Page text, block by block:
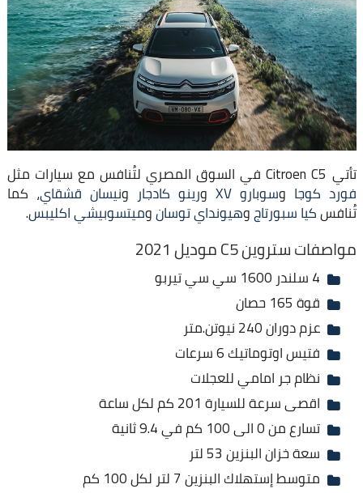
تأتي Citroen C5 في السوق المصري لتُنافس مع سيارات مثل
فورد كوجا وسوبارو XV ورينو كادجار ونيسان قشقاي، كما
تُنافسكيا سبورتاجوهيونداي توسانوميتسوبيشي اكليبس.
مواصفات ستروين C5 موديل 2021
4 سلندر 1600 سي سي تيربو
قوة 165 حصان
عزم دوران 240 نيوتن.متر
فتيس اوتوماتيك 6 سرعات
نظام جر امامي للعجلات
اقصى سرعة للسيارة 201 كم لكل ساعة
تسارع من 0 الى 100 كم في 9.4 ثانية
سعة خزان البنزين 53 لتر
متوسط إستهلاك البنزين 7 لتر لكل 100 كم